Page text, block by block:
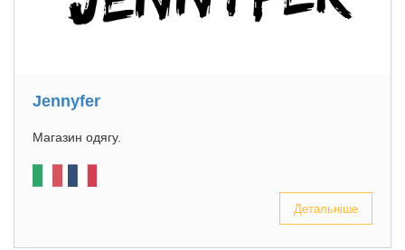
Jennyfer
Магазин одягу.
Детальніше